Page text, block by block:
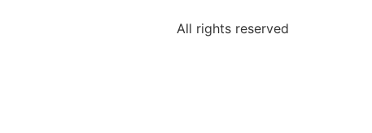
All rights reserved